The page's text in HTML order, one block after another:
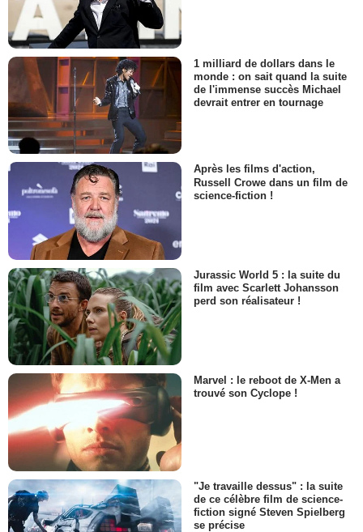
1 milliard de dollars dans le
monde : on sait quand la suite
de l'immense succès Michael
devrait entrer en tournage
Après les films d'action,
Russell Crowe dans un film de
science-fiction !
Jurassic World 5 : la suite du
film avec Scarlett Johansson
perd son réalisateur !
Marvel : le reboot de X-Men a
trouvé son Cyclope !
"Je travaille dessus" : la suite
de ce célèbre film de science-
fiction signé Steven Spielberg
se précise